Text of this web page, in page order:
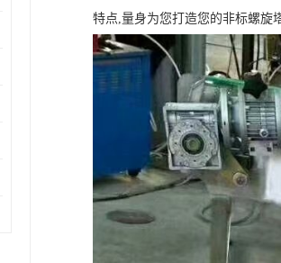
特点,量身为您打造您的非标螺旋